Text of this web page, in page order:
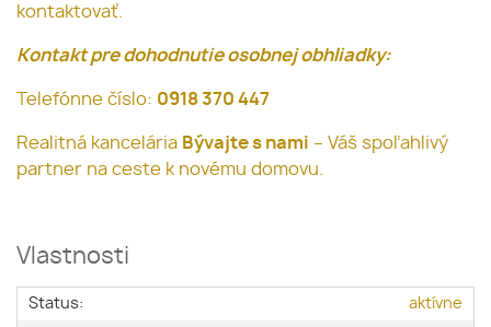
kontaktovať.
Kontakt pre dohodnutie osobnej obhliadky:
Telefónne číslo: 0918 370 447
Realitná kancelária Bývajte s nami – Váš spoľahlivý
partner na ceste k novému domovu.
Vlastnosti
Status:
aktívne